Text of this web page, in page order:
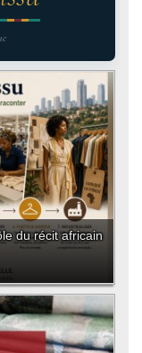
du récit africain